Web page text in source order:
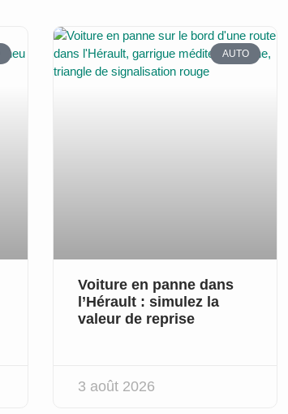
AUTO
Voiture en panne dans
l’Hérault : simulez la
valeur de reprise
3 août 2026
PagePagePage